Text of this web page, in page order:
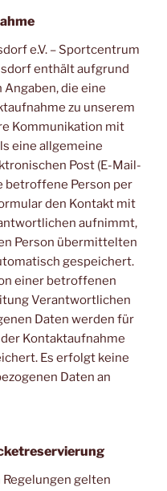
e.V. – Sportcentrum
enthält aufgrund
die eine
zu unserem
Kommunikation mit
eine allgemeine
Post (E-Mail-
betroffene Person per
den Kontakt mit
aufnimmt,
Person übermittelten
gespeichert.
einer betroffenen
Verantwortlichen
Daten werden für
Kontaktaufnahme
Es erfolgt keine
Daten an
gelten